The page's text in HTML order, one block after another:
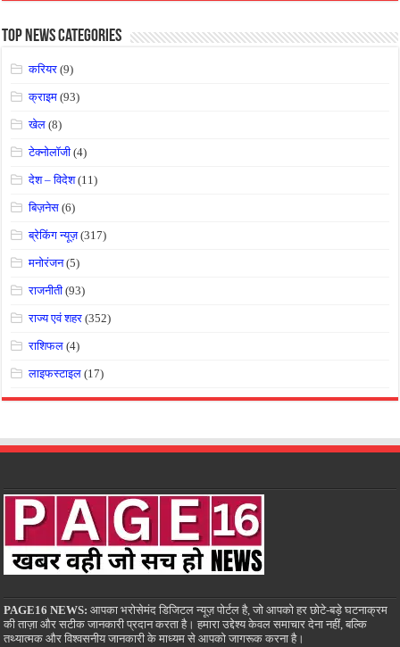
Top News Categories
करियर (9)
क्राइम (93)
खेल (8)
टेक्नोलॉजी (4)
देश – विदेश(11)
बिज़नेस (6)
ब्रेकिंग न्यूज़(317)
मनोरंजन(5)
राजनीती (93)
राज्य एवं शहर (352)
राशिफल (4)
लाइफस्टाइल (17)
PAGE16 NEWS: आपका भरोसेमंद डिजिटल न्यूज़ पोर्टल है, जो आपको हर छोटे-बड़े घटनाक्रम
की ताज़ा और सटीक जानकारी प्रदान करता है। हमारा उद्देश्य केवल समाचार देना नहीं, बल्कि
तथ्यात्मक और विश्वसनीय जानकारी के माध्यम से आपको जागरूक करना है।